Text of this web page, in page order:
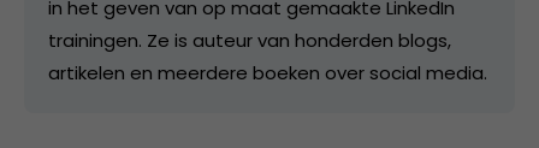
in het geven van op maat gemaakte LinkedIn
trainingen. Ze is auteur van honderden blogs,
artikelen en meerdere boeken over social media.